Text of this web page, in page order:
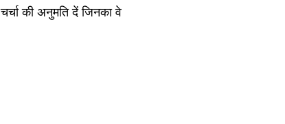
की अनुमति दें जिनका वे